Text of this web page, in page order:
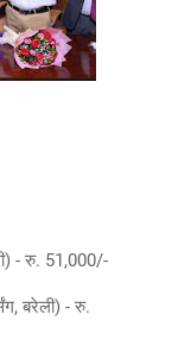
- रु. 51,000/-
बरेली) - रु.